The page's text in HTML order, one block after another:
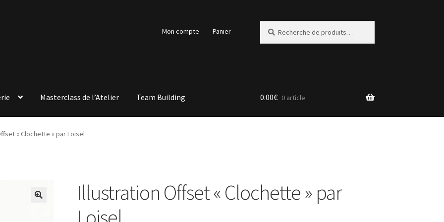
Mon compte Panier
pour :
Masterclass de l’Atelier Team Building 0.00€ 0 article
« Clochette » par Loisel
Illustration Offset « Clochette » par